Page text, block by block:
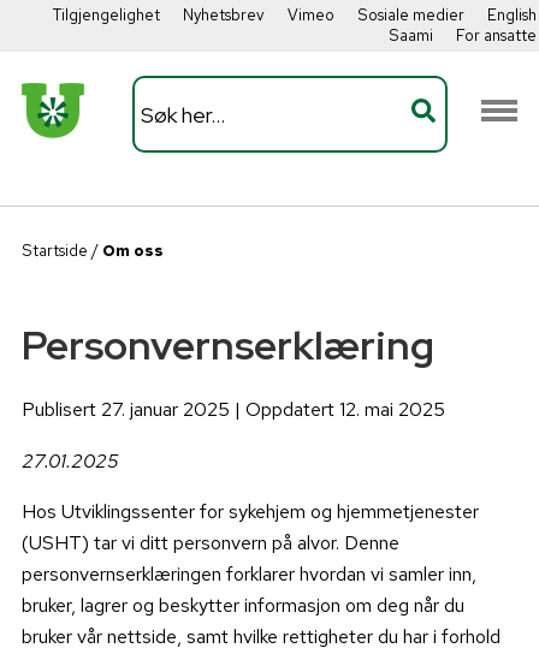
Tilgjengelighet Nyhetsbrev Vimeo Sosiale medier
English
Saami
For ansatte
Startside / Om oss
Personvernserklæring
Publisert 27. januar 2025 | Oppdatert 12. mai 2025
27.01.2025
Hos Utviklingssenter for sykehjem og hjemmetjenester
(USHT) tar vi ditt personvern på alvor. Denne
personvernserklæringen forklarer hvordan vi samler inn,
bruker, lagrer og beskytter informasjon om deg når du
bruker vår nettside, samt hvilke rettigheter du har i forhold